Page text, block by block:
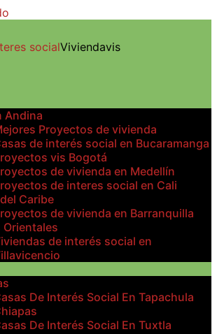
Viviendavis
Andina
Proyectos de vivienda
de interés social en Bucaramanga
vis Bogotá
de vivienda en Medellín
de interes social en Cali
Caribe
de vivienda en Barranquilla
Orientales
de interés social en
De Interés Social En Tapachula
De Interés Social En Tuxtla